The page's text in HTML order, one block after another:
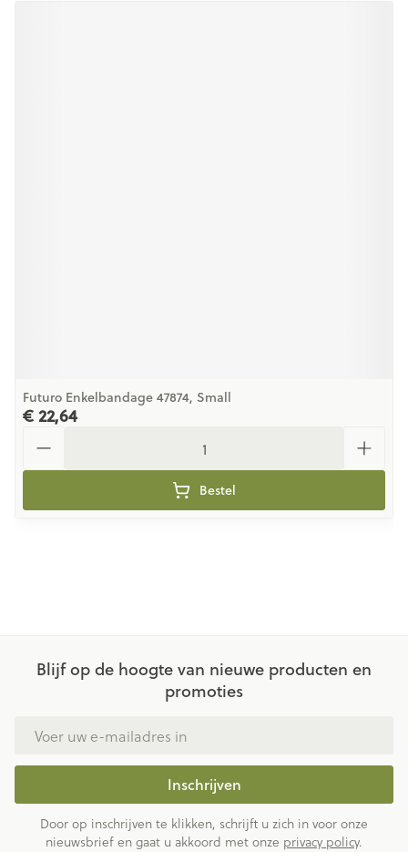
Futuro Enkelbandage 47874, Small
€ 22,64
Bestel
Blijf op de hoogte van nieuwe producten en
promoties
Inschrijven
Door op inschrijven te klikken, schrijft u zich in voor onze
nieuwsbrief en gaat u akkoord met onze privacy policy.